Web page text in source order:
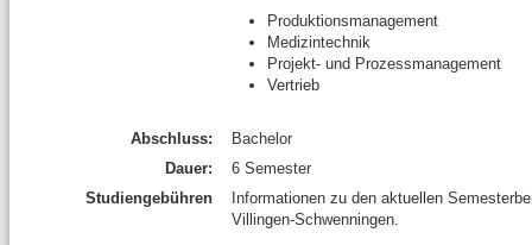
Produktionsmanagement
Medizintechnik
Projekt- und Prozessmanagement
Vertrieb
Abschluss:
Bachelor
Dauer:
6 Semester
Studiengebühren
Informationen zu den aktuellen
Villingen-Schwenningen.